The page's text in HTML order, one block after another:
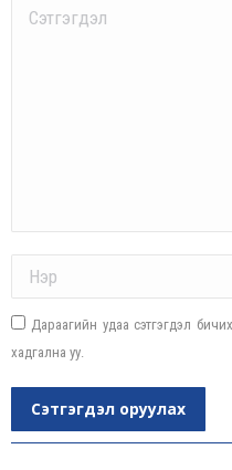
Comment
Дараагийн удаа сэтгэгдэл
хадгална уу.
Сэтгэгдэл оруулах